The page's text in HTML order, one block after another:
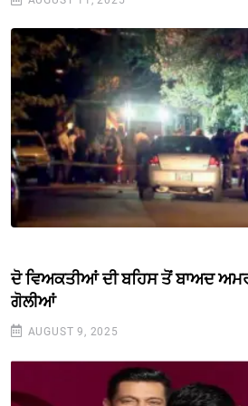
ਦੋ ਵਿਅਕਤੀਆਂ ਦੀ ਬਹਿਸ ਤੋਂ ਬਾਅਦ
ਗੋਲੀਆਂ
AUGUST 9, 2025